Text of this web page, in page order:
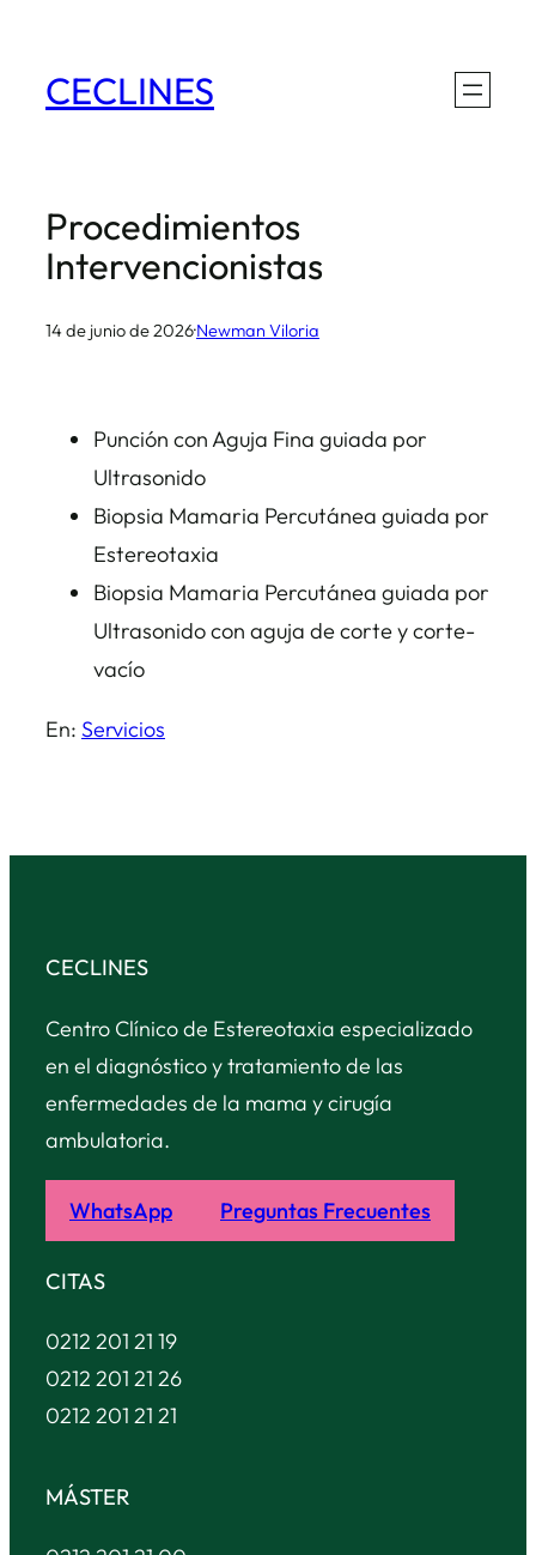
contenido
CECLINES
Procedimientos
Intervencionistas
14 de junio de 2026·Newman Viloria
Punción con Aguja Fina guiada por
Ultrasonido
Biopsia Mamaria Percutánea guiada por
Estereotaxia
Biopsia Mamaria Percutánea guiada por
Ultrasonido con aguja de corte y corte-
vacío
En: Servicios
CECLINES
Centro Clínico de Estereotaxia especializado
en el diagnóstico y tratamiento de las
enfermedades de la mama y cirugía
ambulatoria.
WhatsApp Preguntas Frecuentes
CITAS
0212 201 21 19
0212 201 21 26
0212 201 21 21
MÁSTER